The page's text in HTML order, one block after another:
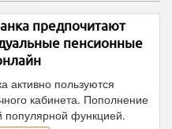
предпочитают
пенсионные
пользуются
кабинета. Пополнение
популярной функцией.